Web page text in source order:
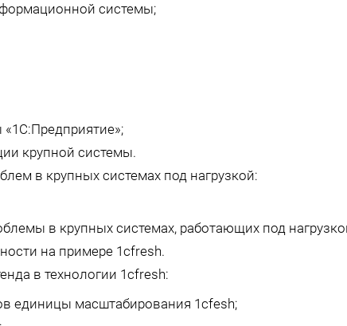
системы;
крупной системы.
в крупных системах под нагрузкой:
в крупных системах, работающих под
на примере 1cfresh.
в технологии 1cfresh:
единицы масштабирования 1cfesh;